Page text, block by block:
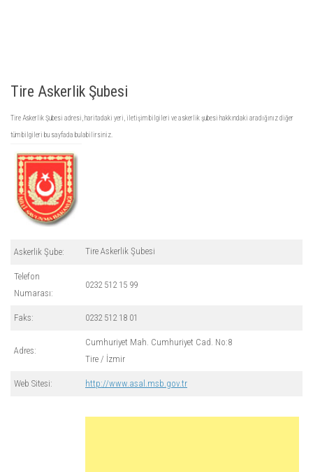
Tire Askerlik Şubesi
Tire Askerlik Şubesi adresi, haritadaki yeri, iletişim bilgileri ve askerlik şubesi hakkındaki aradığınız diğer
tüm bilgileri bu sayfada bulabilirsiniz.
Askerlik Şube: Tire Askerlik Şubesi
Telefon
Numarası:
0232 512 15 99
Faks: 0232 512 18 01
Adres:
Cumhuriyet Mah. Cumhuriyet Cad. No:8
Tire / İzmir
Web Sitesi: http://www.asal.msb.gov.tr